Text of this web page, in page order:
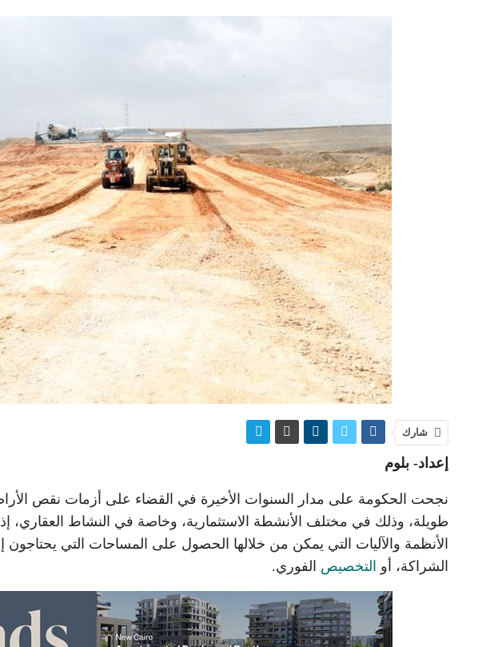
شارك
إعداد- بلوم
نجحت الحكومة على مدار السنوات الأخيرة في القضاء على أزمات نقص
طويلة، وذلك في مختلف الأنشطة الاستثمارية، وخاصة في النشاط العقاري،
الأنظمة والآليات التي يمكن من خلالها الحصول على المساحات التي يحتاجون
الشراكة، أو التخصيص الفوري.